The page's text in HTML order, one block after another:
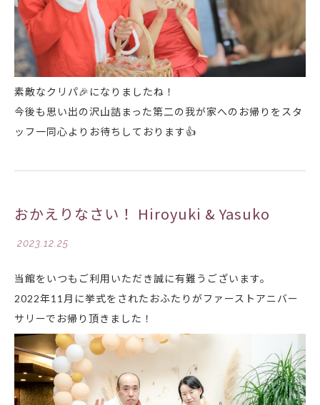
素敵なクリパ🎉になりましたね！
今後も思い出の沢山詰まった第二の我が家へのお帰りをスタ
ッフ一同心よりお待ちしております👍
おかえりなさい！ Hiroyuki & Yasuko
2023.12.25
当館をいつもご利用いただき誠に有難うございます。
2022年11月に挙式をされたおふたりがファーストアニバー
サリーでお帰り頂きました！